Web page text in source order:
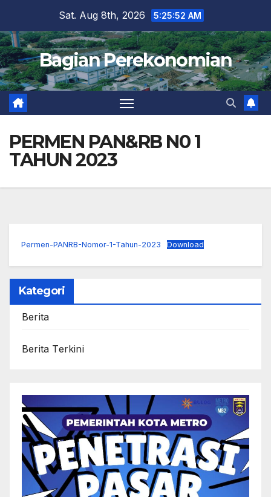
content
Sat. Aug 8th, 2026 5:25:53 AM
Bagian Perekonomian
PERMEN PAN&RB N0 1
TAHUN 2023
Permen-PANRB-Nomor-1-Tahun-2023 Download
Kategori
Berita
Berita Terkini